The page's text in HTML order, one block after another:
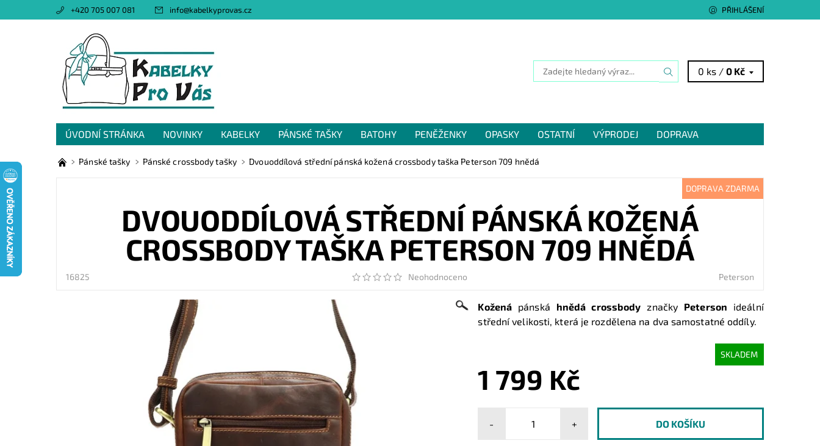
+420 705 007 081 info@kabelkyprovas.cz PŘIHLÁŠENÍ
0 ks /0 Kč
ÚVODNÍ STRÁNKA NOVINKY KABELKY PÁNSKÉ TAŠKY BATOHY PENĚŽENKY OPASKY OSTATNÍ VÝPRODEJ
DOPRAVA
OBCHODNÍ PODMÍNKY
GDPR NAPIŠTE NÁM
Pánské tašky Pánské crossbody tašky Dvouoddílová střední pánská kožená crossbody taška Peterson 709 hnědá
DOPRAVA ZDARMA
DVOUODDÍLOVÁ STŘEDNÍ PÁNSKÁ KOŽENÁ
CROSSBODY TAŠKA PETERSON 709 HNĚDÁ
16825 Neohodnoceno Peterson
Kožená pánská hnědá crossbody značky Peterson ideální
střední velikosti, která je rozdělena na dva samostatné oddíly.
SKLADEM
1 799 Kč
- +